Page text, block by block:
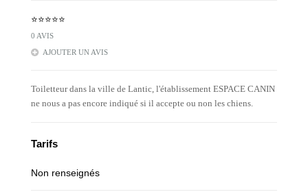
⭐⭐⭐⭐⭐
0 AVIS
AJOUTER UN AVIS
Toiletteur dans la ville de Lantic, l'établissement ESPACE CANIN
ne nous a pas encore indiqué si il accepte ou non les chiens.
Tarifs
Non renseignés